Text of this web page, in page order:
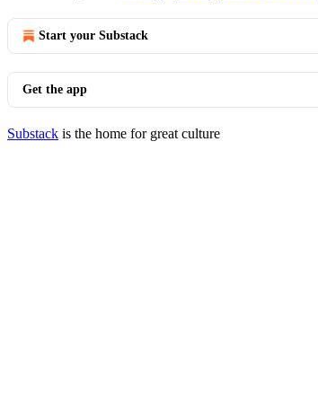
Start your Substack
Get the app
Substack is the home for great culture